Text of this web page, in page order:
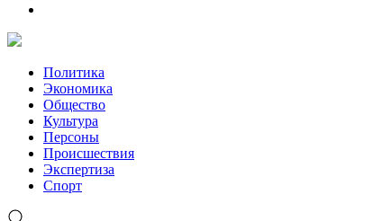
Политика
Экономика
Общество
Культура
Персоны
Происшествия
Экспертиза
Спорт